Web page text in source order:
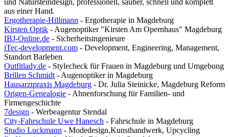
aus einer Hand.
Ergotherapie-Hillmann - Ergotherapie in Magdeburg
Kirsten Optik - Augenoptiker "Kirsten Am Opernhaus" Magdeburg
IBJ-Online.de - Sicherheitsingenieure
iTec-development.com - Development, Engineering, Management,
Standort Barleben
Outfitlady.de - Stylecheck für Frauen in Magdeburg und Umgebung
Brillen Schmidt - Augenoptiker in Magdeburg
Hausarztpraxis Magdeburg - Dr. Julia Steinicke, Magdeburg Reform
Origen-Genealogie - Ahnenforschung für Familien- und
Firmengeschichte
7design - Werbeagentur Stendal
City-Fahrschule Uwe Hanesch - Fahrschule in Magdeburg
Studio Luckmann - Modedesign,Kunsthandwerk, Upcycling